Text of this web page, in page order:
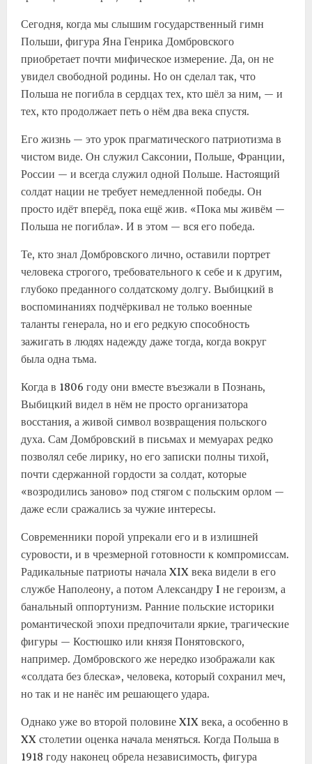
Сегодня, когда мы слышим государственный гимн
Польши, фигура Яна Генрика Домбровского
приобретает почти мифическое измерение. Да, он не
увидел свободной родины. Но он сделал так, что
Польша не погибла в сердцах тех, кто шёл за ним, — и
тех, кто продолжает петь о нём два века спустя.
Его жизнь — это урок прагматического патриотизма в
чистом виде. Он служил Саксонии, Польше, Франции,
России — и всегда служил одной Польше. Настоящий
солдат нации не требует немедленной победы. Он
просто идёт вперёд, пока ещё жив. «Пока мы живём —
Польша не погибла». И в этом — вся его победа.
Те, кто знал Домбровского лично, оставили портрет
человека строгого, требовательного к себе и к другим,
глубоко преданного солдатскому долгу. Выбицкий в
воспоминаниях подчёркивал не только военные
таланты генерала, но и его редкую способность
зажигать в людях надежду даже тогда, когда вокруг
была одна тьма.
Когда в 1806 году они вместе въезжали в Познань,
Выбицкий видел в нём не просто организатора
восстания, а живой символ возвращения польского
духа. Сам Домбровский в письмах и мемуарах редко
позволял себе лирику, но его записки полны тихой,
почти сдержанной гордости за солдат, которые
«возродились заново» под стягом с польским орлом —
даже если сражались за чужие интересы.
Современники порой упрекали его и в излишней
суровости, и в чрезмерной готовности к компромиссам.
Радикальные патриоты начала XIX века видели в его
службе Наполеону, а потом Александру I не героизм, а
банальный оппортунизм. Ранние польские историки
романтической эпохи предпочитали яркие, трагические
фигуры — Костюшко или князя Понятовского,
например. Домбровского же нередко изображали как
«солдата без блеска», человека, который сохранил меч,
но так и не нанёс им решающего удара.
Однако уже во второй половине XIX века, а особенно в
XX столетии оценка начала меняться. Когда Польша в
1918 году наконец обрела независимость, фигура